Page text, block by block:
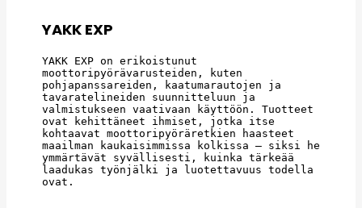
YAKK EXP
YAKK EXP on erikoistunut
moottoripyörävarusteiden, kuten
pohjapanssareiden, kaatumarautojen ja
tavaratelineiden suunnitteluun ja
valmistukseen vaativaan käyttöön. Tuotteet
ovat kehittäneet ihmiset, jotka itse
kohtaavat moottoripyöräretkien haasteet
maailman kaukaisimmissa kolkissa – siksi he
ymmärtävät syvällisesti, kuinka tärkeää
laadukas työnjälki ja luotettavuus todella
ovat.